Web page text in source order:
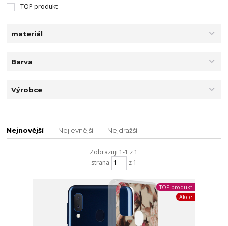
TOP produkt
materiál
Barva
Výrobce
Nejnovější Nejlevnější Nejdražší
Zobrazuji 1-1 z 1
strana
z 1
TOP produkt
Akce